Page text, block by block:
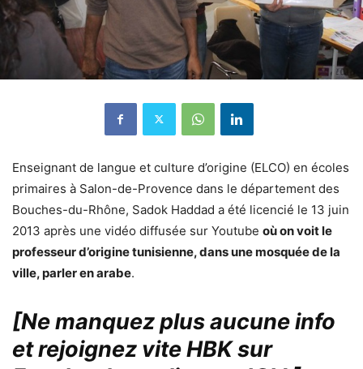
Enseignant de langue et culture d’origine (ELCO) en écoles
primaires à Salon-de-Provence dans le département des
Bouches-du-Rhône, Sadok Haddad a été licencié le 13 juin
2013 après une vidéo diffusée sur Youtube où on voit le
professeur d’origine tunisienne, dans une mosquée de la
ville, parler en arabe.
[Ne manquez plus aucune info
et rejoignez vite HBK sur